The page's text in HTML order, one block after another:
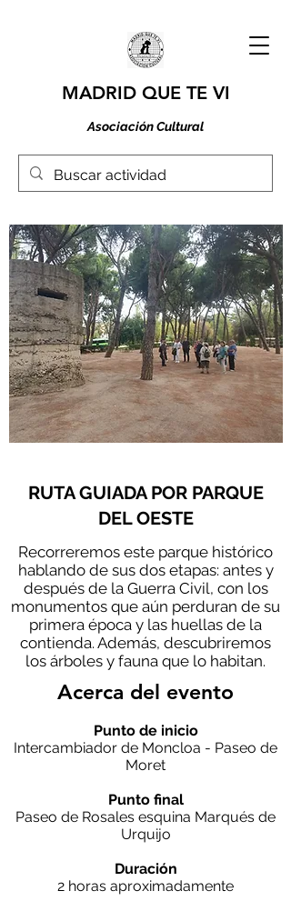
MADRID QUE TE VI
Asociación Cultural
RUTA GUIADA POR PARQUE
DEL OESTE
Recorreremos este parque histórico
hablando de sus dos etapas: antes y
después de la Guerra Civil, con los
monumentos que aún perduran de su
primera época y las huellas de la
contienda. Además, descubriremos
los árboles y fauna que lo habitan.
Acerca del evento
Punto de inicio
Intercambiador de Moncloa - Paseo de
Moret
Punto final
Paseo de Rosales esquina Marqués de
Urquijo
Duración
2 horas aproximadamente